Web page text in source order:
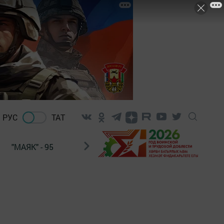
РУС ТАТ
"МАЯК" - 95 "ГУЛЬСТАН" НАШ ПОЧТАЛЬОН